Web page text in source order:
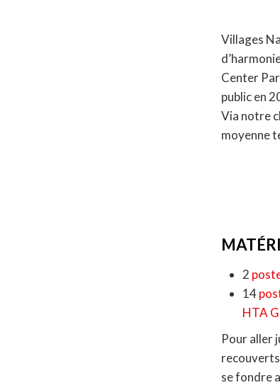
Villages
Center
public en
Via notre
moyenne
2
14
HTA
Pour aller
recouverts
se fondre